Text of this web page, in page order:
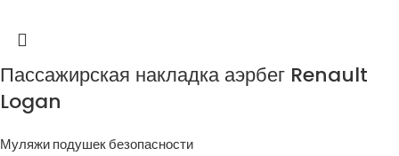
Пассажирская накладка аэрбег Renault
Logan
Муляжи подушек безопасности